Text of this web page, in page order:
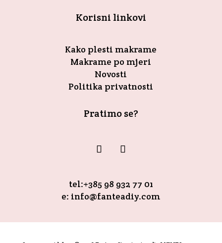
Korisni linkovi
Kako plesti makrame
Makrame po mjeri
Novosti
Politika privatnosti
Pratimo se?
tel:+385 98 932 77 01
e: info@fanteadiy.com